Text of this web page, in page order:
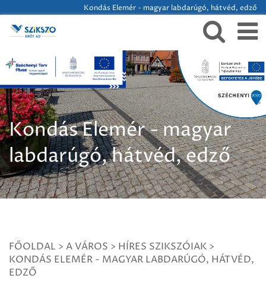
Kondás Elemér - magyar labdarúgó, hátvéd, edző
Kondás Elemér - magyar
labdarúgó, hátvéd, edző
FŐOLDAL > A VÁROS > HÍRES SZIKSZÓIAK >
KONDÁS ELEMÉR - MAGYAR LABDARÚGÓ, HÁTVÉD,
EDZŐ